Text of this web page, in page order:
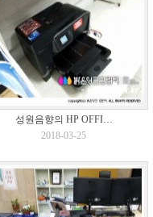
성원음향의 HP OFFI…
2018-03-25